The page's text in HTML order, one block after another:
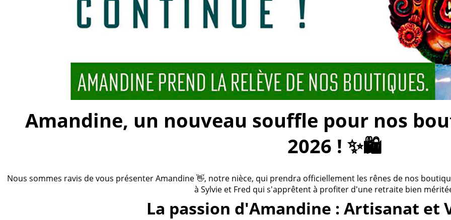
Amandine, un nouveau souffle pour nos
2026 ! ✨🛍️
Nous sommes ravis de vous présenter Amandine 👋, notre nièce, qui prendra officiellement les rênes de nos
à Sylvie et Fred qui s'apprêtent à profiter d'une retraite bien
La passion d'Amandine : Artisanat et